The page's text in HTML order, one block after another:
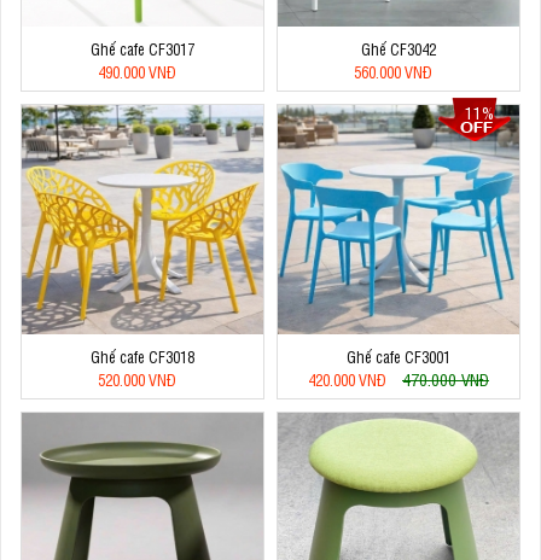
Ghế cafe CF3017
490.000 VNĐ
Ghế CF3042
560.000 VNĐ
Ghế cafe CF3018
520.000 VNĐ
11%
Ghế cafe CF3001
420.000 VNĐ
470.000 VNĐ